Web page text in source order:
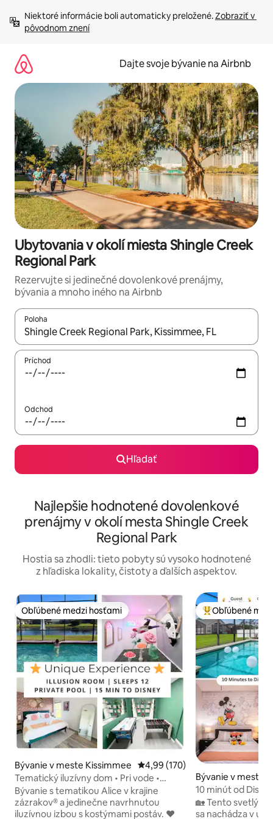
obsah.
Niektoré informácie boli automaticky preložené. Zobraziť v
pôvodnom znení
Dajte svoje bývanie na Airbnb
Ubytovania v okolí miesta Shingle Creek
Regional Park
Rezervujte si jedinečné dovolenkové prenájmy,
bývania a mnoho iného na Airbnb
Poloha
Keď budú výsledky k dispozícii, môžete si ich prechádzať
Príchod
Odchod
Hľadať
Najlepšie hodnotené dovolenkové
prenájmy v okolí mesta Shingle Creek
Regional Park
Hostia sa zhodli: tieto pobyty sú vysoko hodnotené
z hľadiska lokality, čistoty a ďalších aspektov.
Obľúbené medzi hosťami
Obľúbené medzi hosťami
Bývanie v meste Kissimmee Priemerné ohodnotenie 4,99 z
4,99 (170)
Tematický iluzívny dom • Pri vode •
Súkromný bazén
Bývanie s tematikou Alice v krajine
zázrakov® a jedinečne navrhnutou
iluzívnou izbou s kostýmami postáv. ❤
Najobľúbenejšie
Obľúbené
Bývanie v meste
10 minút od
hry, veľká
🏡 Tento svetlý
sa nachádza v